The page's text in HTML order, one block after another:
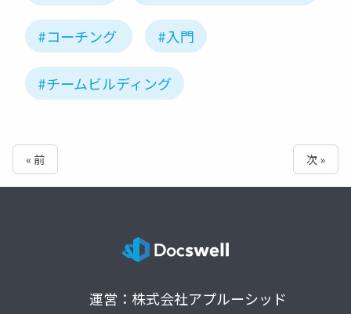
#コーチング #入門
#チームビルディング
« 前 次 »
運営：株式会社アプルーシッド